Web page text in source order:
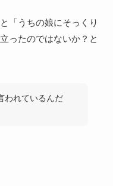
「うちの娘にそっくり
ったのではないか？と
われているんだ